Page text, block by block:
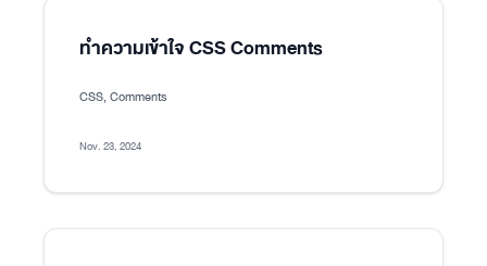
ทำความเข้าใจ CSS Comments
CSS, Comments
Nov. 23, 2024